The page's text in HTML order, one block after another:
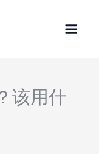
该用什